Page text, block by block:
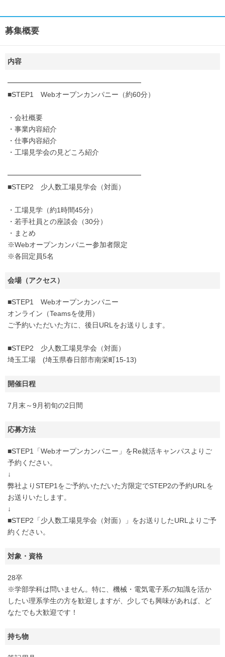
募集概要
内容
━━━━━━━━━━━━━━━━━━━
■STEP1 Webオープンカンパニー（約60分）
・会社概要
・事業内容紹介
・仕事内容紹介
・工場見学会の見どころ紹介
━━━━━━━━━━━━━━━━━━━
■STEP2 少人数工場見学会（対面）
・工場見学（約1時間45分）
・若手社員との座談会（30分）
・まとめ
※Webオープンカンパニー参加者限定
※各回定員5名
会場（アクセス）
■STEP1 Webオープンカンパニー
オンライン（Teamsを使用）
ご予約いただいた方に、後日URLをお送りします。
■STEP2 少人数工場見学会（対面）
埼玉工場 (埼玉県春日部市南栄町15-13)
開催日程
7月末～9月初旬の2日間
応募方法
■STEP1「Webオープンカンパニー」をRe就活キャンパスよりご
予約ください。
↓
弊社よりSTEP1をご予約いただいた方限定でSTEP2の予約URLを
お送りいたします。
↓
■STEP2「少人数工場見学会（対面）」をお送りしたURLよりご予
約ください。
対象・資格
28卒
※学部学科は問いません。特に、機械・電気電子系の知識を活か
したい理系学生の方を歓迎しますが、少しでも興味があれば、ど
なたでも大歓迎です！
持ち物